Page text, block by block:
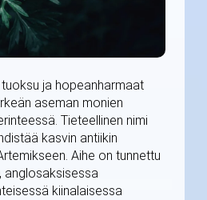
ja hopeanharmaat
aseman monien
Tieteellinen nimi
kasvin antiikin
Aihe on tunnettu
anglosaksisessa
kiinalaisessa